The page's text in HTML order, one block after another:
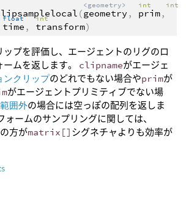
(
<geometry>
geometry ,
int
prim,
int
float
time ,
int
transform)
プを評価し、エージェントのリグのロ
ムを返します。 clipnameがエージェ
ンクリップのどれでもない場合やprimが
がエージェントプリミティブでない場
範囲外の場合には空っぽの配列を返しま
ォームのサンプリングに関しては、
方がmatrix[] シグネチャよりも効率が